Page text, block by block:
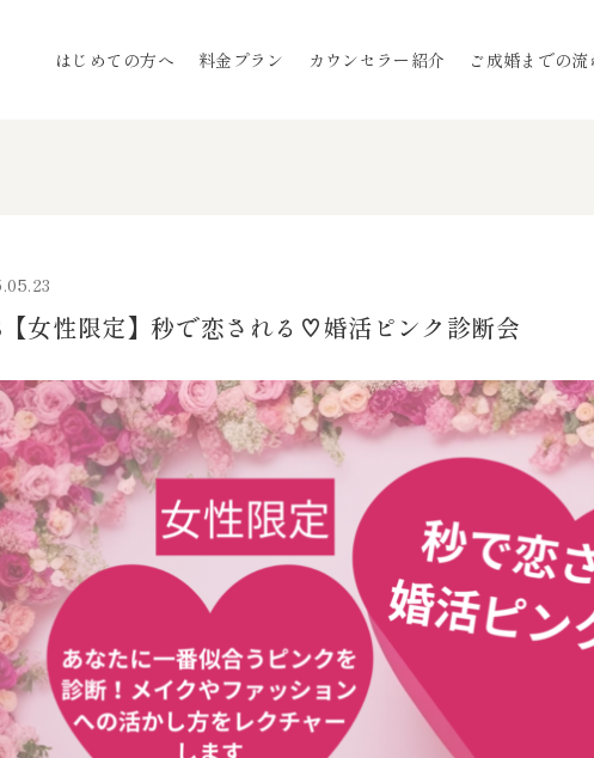
はじめての方へ 料金プラン カウンセラー紹介 ご成婚までの流
女性限定】秒で恋される♡婚活ピンク診断会